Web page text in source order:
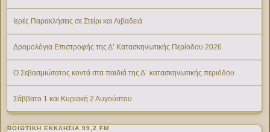
Ιερές Παρακλήσεις σε Στείρι και Λιβαδειά
Δρομολόγια Επιστροφής της Δ’ Κατασκηνωτικής Περίοδου 2026
Ο Σεβασμιώτατος κοντά στα παιδιά της Δ΄ κατασκηνωτικής περιόδου
Σάββατο 1 και Κυριακή 2 Αυγούστου
ΒΟΙΩΤΙΚΉ ΕΚΚΛΗΣΊΑ 99,2 FM